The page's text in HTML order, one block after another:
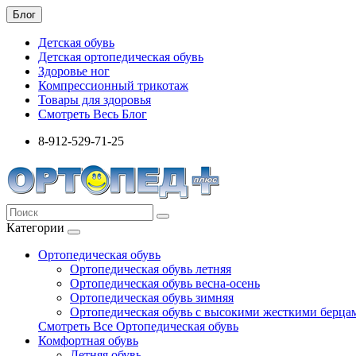
Блог
Детская обувь
Детская ортопедическая обувь
Здоровье ног
Компрессионный трикотаж
Товары для здоровья
Смотреть Весь Блог
8-912-529-71-25
Категории
Ортопедическая обувь
Ортопедическая обувь летняя
Ортопедическая обувь весна-осень
Ортопедическая обувь зимняя
Ортопедическая обувь с высокими жесткими
Смотреть Все Ортопедическая обувь
Комфортная обувь